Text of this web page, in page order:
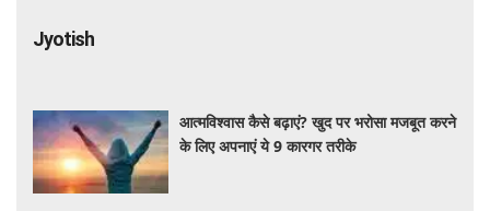
Jyotish
आत्मविश्वास कैसे बढ़ाएं? खुद पर भरोसा मजबूत करने
के लिए अपनाएं ये 9 कारगर तरीके